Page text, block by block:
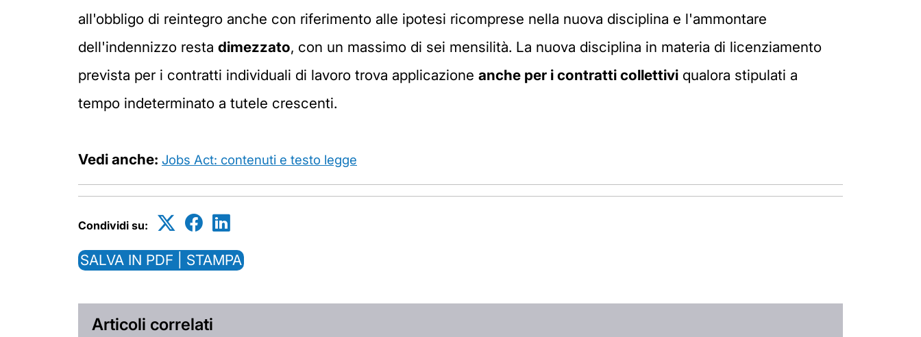
all'obbligo di reintegro anche con riferimento alle ipotesi ricomprese nella nuova disciplina e l'ammontare
dell'indennizzo resta dimezzato, con un massimo di sei mensilità. La nuova disciplina in materia di licenziamento
prevista per i contratti individuali di lavoro trova applicazione anche per i contratti collettivi qualora stipulati a
tempo indeterminato a tutele crescenti.
Vedi anche: Jobs Act: contenuti e testo legge
Condividi su:
SALVA IN PDF | STAMPA
Articoli correlati